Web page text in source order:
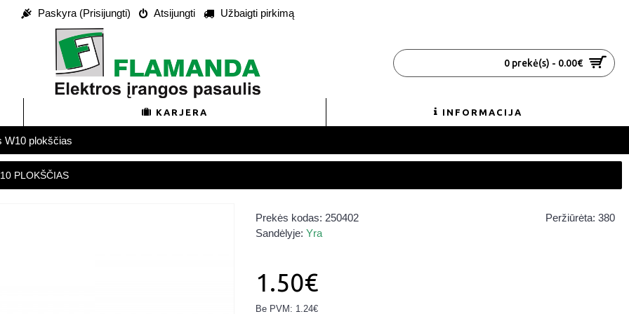
Paskyra (Prisijungti) Atsijungti Užbaigti pirkimą
0 prekė(s) - 0.00€
KARJERA INFORMACIJA
W10 plokščias
PLOKŠČIAS
Peržiūrėta: 380
Prekės kodas: 250402
Sandėlyje: Yra
1.50€
Be PVM: 1.24€